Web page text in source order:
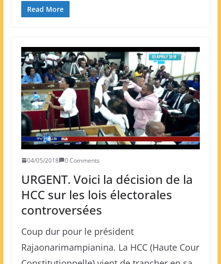
Read More
04/05/2018 0 Comments
URGENT. Voici la décision de la
HCC sur les lois électorales
controversées
Coup dur pour le président
Rajaonarimampianina. La HCC (Haute Cour